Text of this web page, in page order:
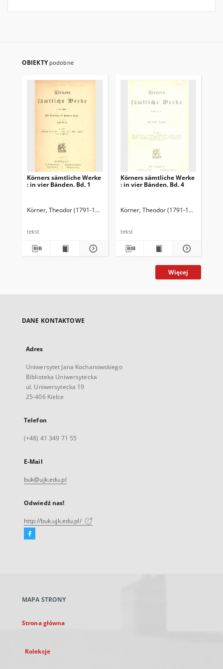
OBIEKTY podobne
Körners sämtliche Werke
: in vier Bänden. Bd. 1
Körner, Theodor (1791-1813) Fischer, Hermann (1851-1920). Przedm.
tekst
Körners sämtliche Werke
: in vier Bänden. Bd. 4
Körner, Theodor (1791-1813)
tekst
Więcej
DANE KONTAKTOWE
Adres
Uniwersytet Jana Kochanowskiego
Biblioteka Uniwersytecka
ul. Uniwersytecka 19
25-406 Kielce
Telefon
(+48) 41 349 71 55
E-Mail
buk@ujk.edu.pl
Odwiedź nas!
http://buk.ujk.edu.pl/
Facebook
karcie
MAPA STRONY
Strona główna
Kolekcje